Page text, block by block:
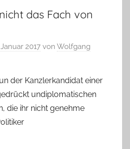
das Fach von
2017 von Wolfgang
der Kanzlerkandidat einer
undiplomatischen
die ihr nicht genehme